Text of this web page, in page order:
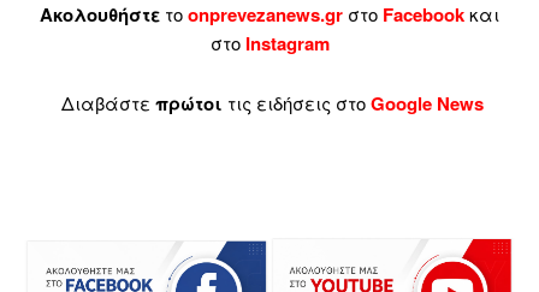
Ακολουθήστε τοonprevezanews.gr στο Facebookκαι
στο Instagram
Διαβάστε πρώτοι τις ειδήσεις στοGoogle News